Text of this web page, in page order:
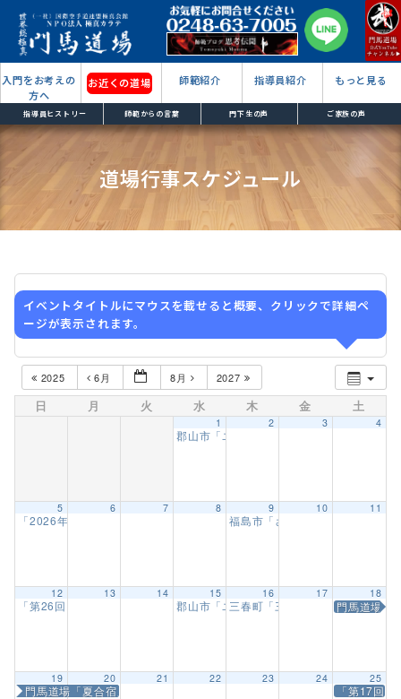
入門をお考えの
方へ
お近くの道場 師範紹介 指導員紹介 もっと見る
指導員ヒストリー 師範からの言葉 門下生の声 ご家族の声
道場行事スケジュール
イベントタイトルにマウスを載せると概要、クリックで詳細ペ
ージが表示されます。
2025 6月 8月 2027
日 月 火 水 木 金 土
1
郡山市「ユーパロ室ノ木保育園武道教室」
2 3 4
5
「2026年度 長野県空手道選手権大会」 9:00 AM
6 7 8 9
福島市「さくら幼稚園武道教室
10 11
12
「第26回ジパングカップ実戦空手道選手権大会」9:00 AM
13 14 15
郡山市「ユーパロ室ノ木保育園武道教室」
16
三春町「三春幼稚園 武道教室
17 18
門馬道場「
19
門馬道場「夏合宿」
20 21 22 23 24 25
「第17回